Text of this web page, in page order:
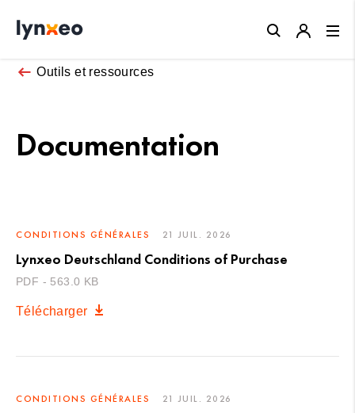
Outils et ressources
Documentation
CONDITIONS GÉNÉRALES 21 JUIL. 2026
Lynxeo Deutschland Conditions of Purchase
PDF - 563.0 KB
Télécharger
CONDITIONS GÉNÉRALES 21 JUIL. 2026
Close